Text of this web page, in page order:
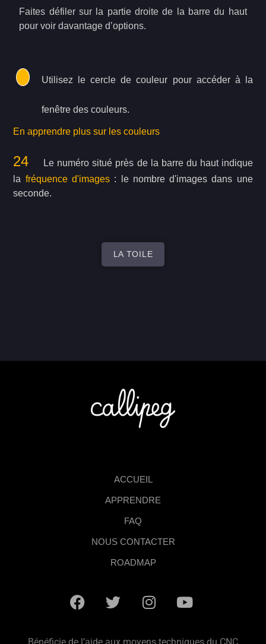
Faites défiler sur la partie droite de la barre du haut
pour voir davantage d’options.
Utilisez le cercle de couleur pour accéder à la
fenêtre des couleurs.
En apprendre plus sur les couleurs
24
Le numéro situé près de la barre du haut indique
la fréquence d'images: le nombre d'images dans une
seconde.
LA TOILE
ACCUEIL
APPRENDRE
FAQ
NOUS CONTACTER
ROADMAP